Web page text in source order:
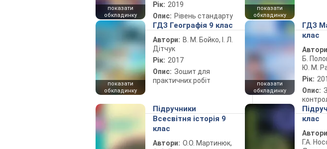
показати
обкладинку
Рік: 2019
Опис: Рівень стандарту
показати
обкладинку
показати
обкладинку
ГДЗ Географія 9 клас
Автори: В. М. Бойко, І. Л.
Дітчук
Рік: 2017
Опис: Зошит для
практичних робіт
показати
обкладинку
ГДЗ
клас
Б.
Ю. М.
Рік:
Опис:
Підручники
Всесвітня історія 9
клас
Автори: О.О. Мартинюк,
клас
Г.А.